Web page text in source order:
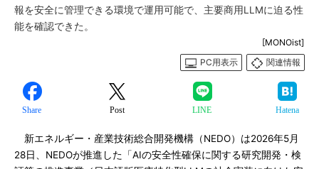
報を安全に管理できる環境で運用可能で、主要商用LLMに迫る性
能を確認できた。
[MONOist]
PC用表示
関連情報
Share Post LINE Hatena
新エネルギー・産業技術総合開発機構（NEDO）は2026年5月
28日、NEDOが推進した「AIの安全性確保に関する研究開発・検